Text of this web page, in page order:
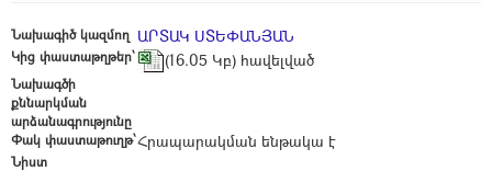
Նախագիծ կազմող ԱՐՏԱԿ ՍՏԵՓԱՆՅԱՆ
Կից փաստաթղթեր՝ (16.05 Կբ) հավելված
Նախագծի
քննարկման
արձանագրությունը
Փակ փաստաթուղթ՝Հրապարակման ենթակա է
Նիստ